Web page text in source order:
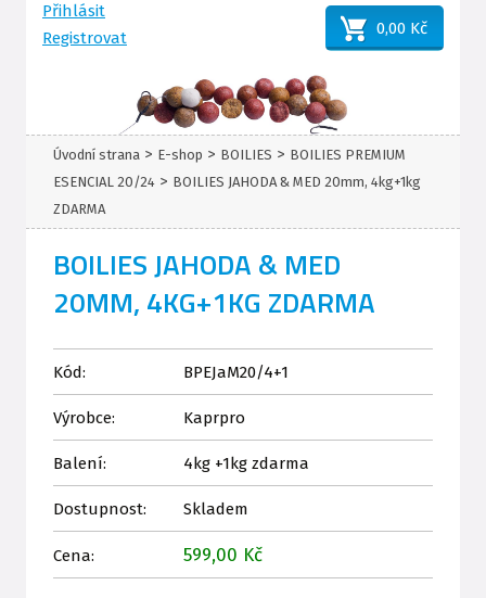
Přihlásit
Registrovat
0,00 Kč
Úvodní strana > E-shop > BOILIES > BOILIES PREMIUM
ESENCIAL 20/24 > BOILIES JAHODA & MED 20mm, 4kg+1kg
ZDARMA
BOILIES JAHODA & MED
20MM, 4KG+1KG ZDARMA
Kód: BPEJaM20/4+1
Výrobce: Kaprpro
Balení: 4kg +1kg zdarma
Dostupnost: Skladem
Cena: 599,00 Kč